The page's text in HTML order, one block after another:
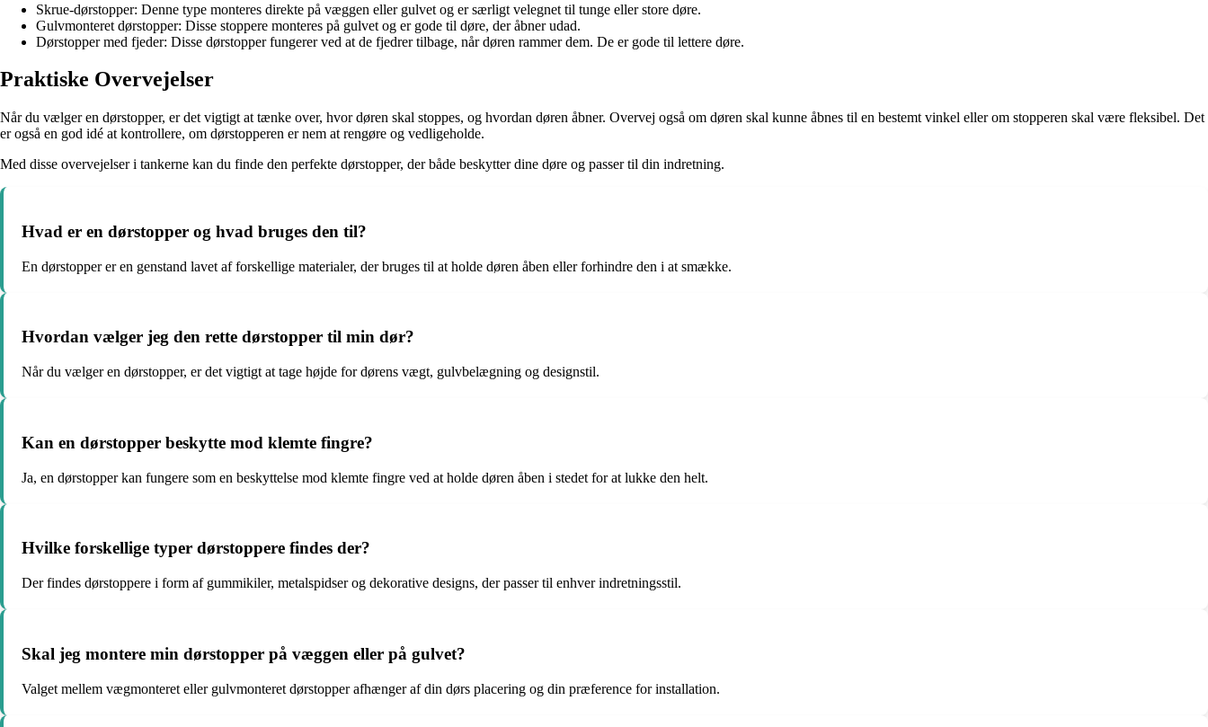
Skrue-dørstopper: Denne type monteres direkte på væggen eller gulvet og er særligt velegnet til tunge eller store døre.
Gulvmonteret dørstopper: Disse stoppere monteres på gulvet og er gode til døre, der åbner udad.
Dørstopper med fjeder: Disse dørstopper fungerer ved at de fjedrer tilbage, når døren rammer dem. De er gode til lettere døre.
Praktiske Overvejelser
Når du vælger en dørstopper, er det vigtigt at tænke over, hvor døren skal stoppes, og hvordan døren åbner. Overvej også om døren skal kunne åbnes til en bestemt vinkel eller om stopperen skal være fleksibel. Det
er også en god idé at kontrollere, om dørstopperen er nem at rengøre og vedligeholde.
Med disse overvejelser i tankerne kan du finde den perfekte dørstopper, der både beskytter dine døre og passer til din indretning.
Hvad er en dørstopper og hvad bruges den til?
En dørstopper er en genstand lavet af forskellige materialer, der bruges til at holde døren åben eller forhindre den i at smække.
Hvordan vælger jeg den rette dørstopper til min dør?
Når du vælger en dørstopper, er det vigtigt at tage højde for dørens vægt, gulvbelægning og designstil.
Kan en dørstopper beskytte mod klemte fingre?
Ja, en dørstopper kan fungere som en beskyttelse mod klemte fingre ved at holde døren åben i stedet for at lukke den helt.
Hvilke forskellige typer dørstoppere findes der?
Der findes dørstoppere i form af gummikiler, metalspidser og dekorative designs, der passer til enhver indretningsstil.
Skal jeg montere min dørstopper på væggen eller på gulvet?
Valget mellem vægmonteret eller gulvmonteret dørstopper afhænger af din dørs placering og din præference for installation.